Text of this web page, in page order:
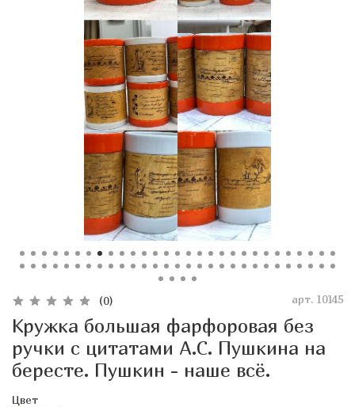
(0) арт. 10145
Кружка большая фарфоровая без
ручки с цитатами А.С. Пушкина на
бересте. Пушкин - наше всё.
Цвет